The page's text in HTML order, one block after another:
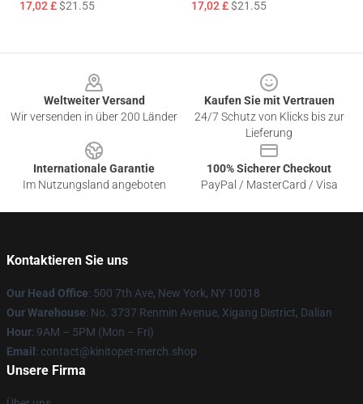
17,02 £$21.55 17,02 £$21.55
Weltweiter Versand
Wir versenden in über 200 Länder
Kaufen Sie mit Vertrauen
24/7 Schutz von Klicks bis zur
Lieferung
Internationale Garantie
Im Nutzungsland angeboten
100% Sicherer Checkout
PayPal / MasterCard / Visa
Kontaktieren Sie uns
Our Head Office: 500 7th Ave, New York, NY 10018
Our Warehouse: No. 3737 Renmin Avenue, Xigang District, Dalian
Hour: 9AM – 5PM (Mon – Fri)
Email : contact@kinitopet-merch.shop
Unsere Firma